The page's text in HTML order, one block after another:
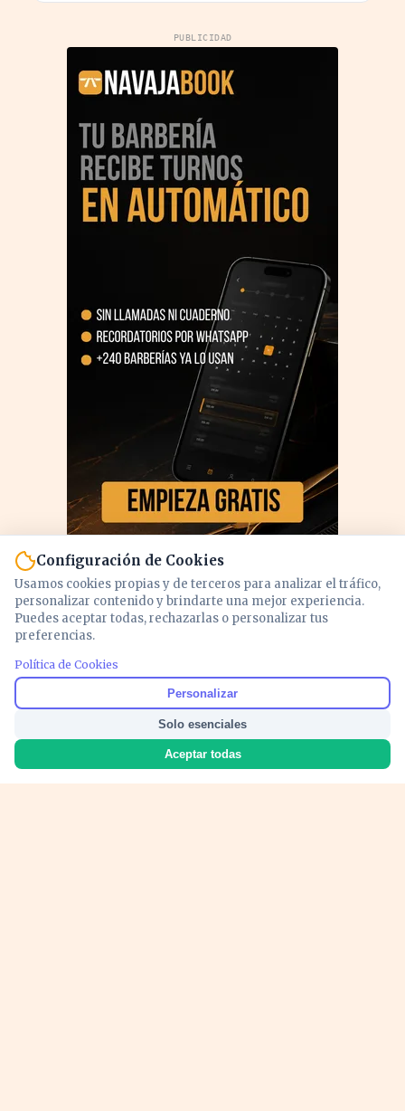
PUBLICIDAD
Configuración de Cookies
Usamos cookies propias y de terceros para analizar el tráfico,
personalizar contenido y brindarte una mejor experiencia.
Puedes aceptar todas, rechazarlas o personalizar tus
preferencias.
Política de Cookies
Personalizar
Solo esenciales
Aceptar todas